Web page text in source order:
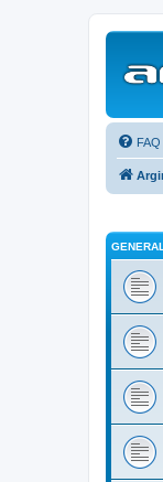
FAQ
GENERAL